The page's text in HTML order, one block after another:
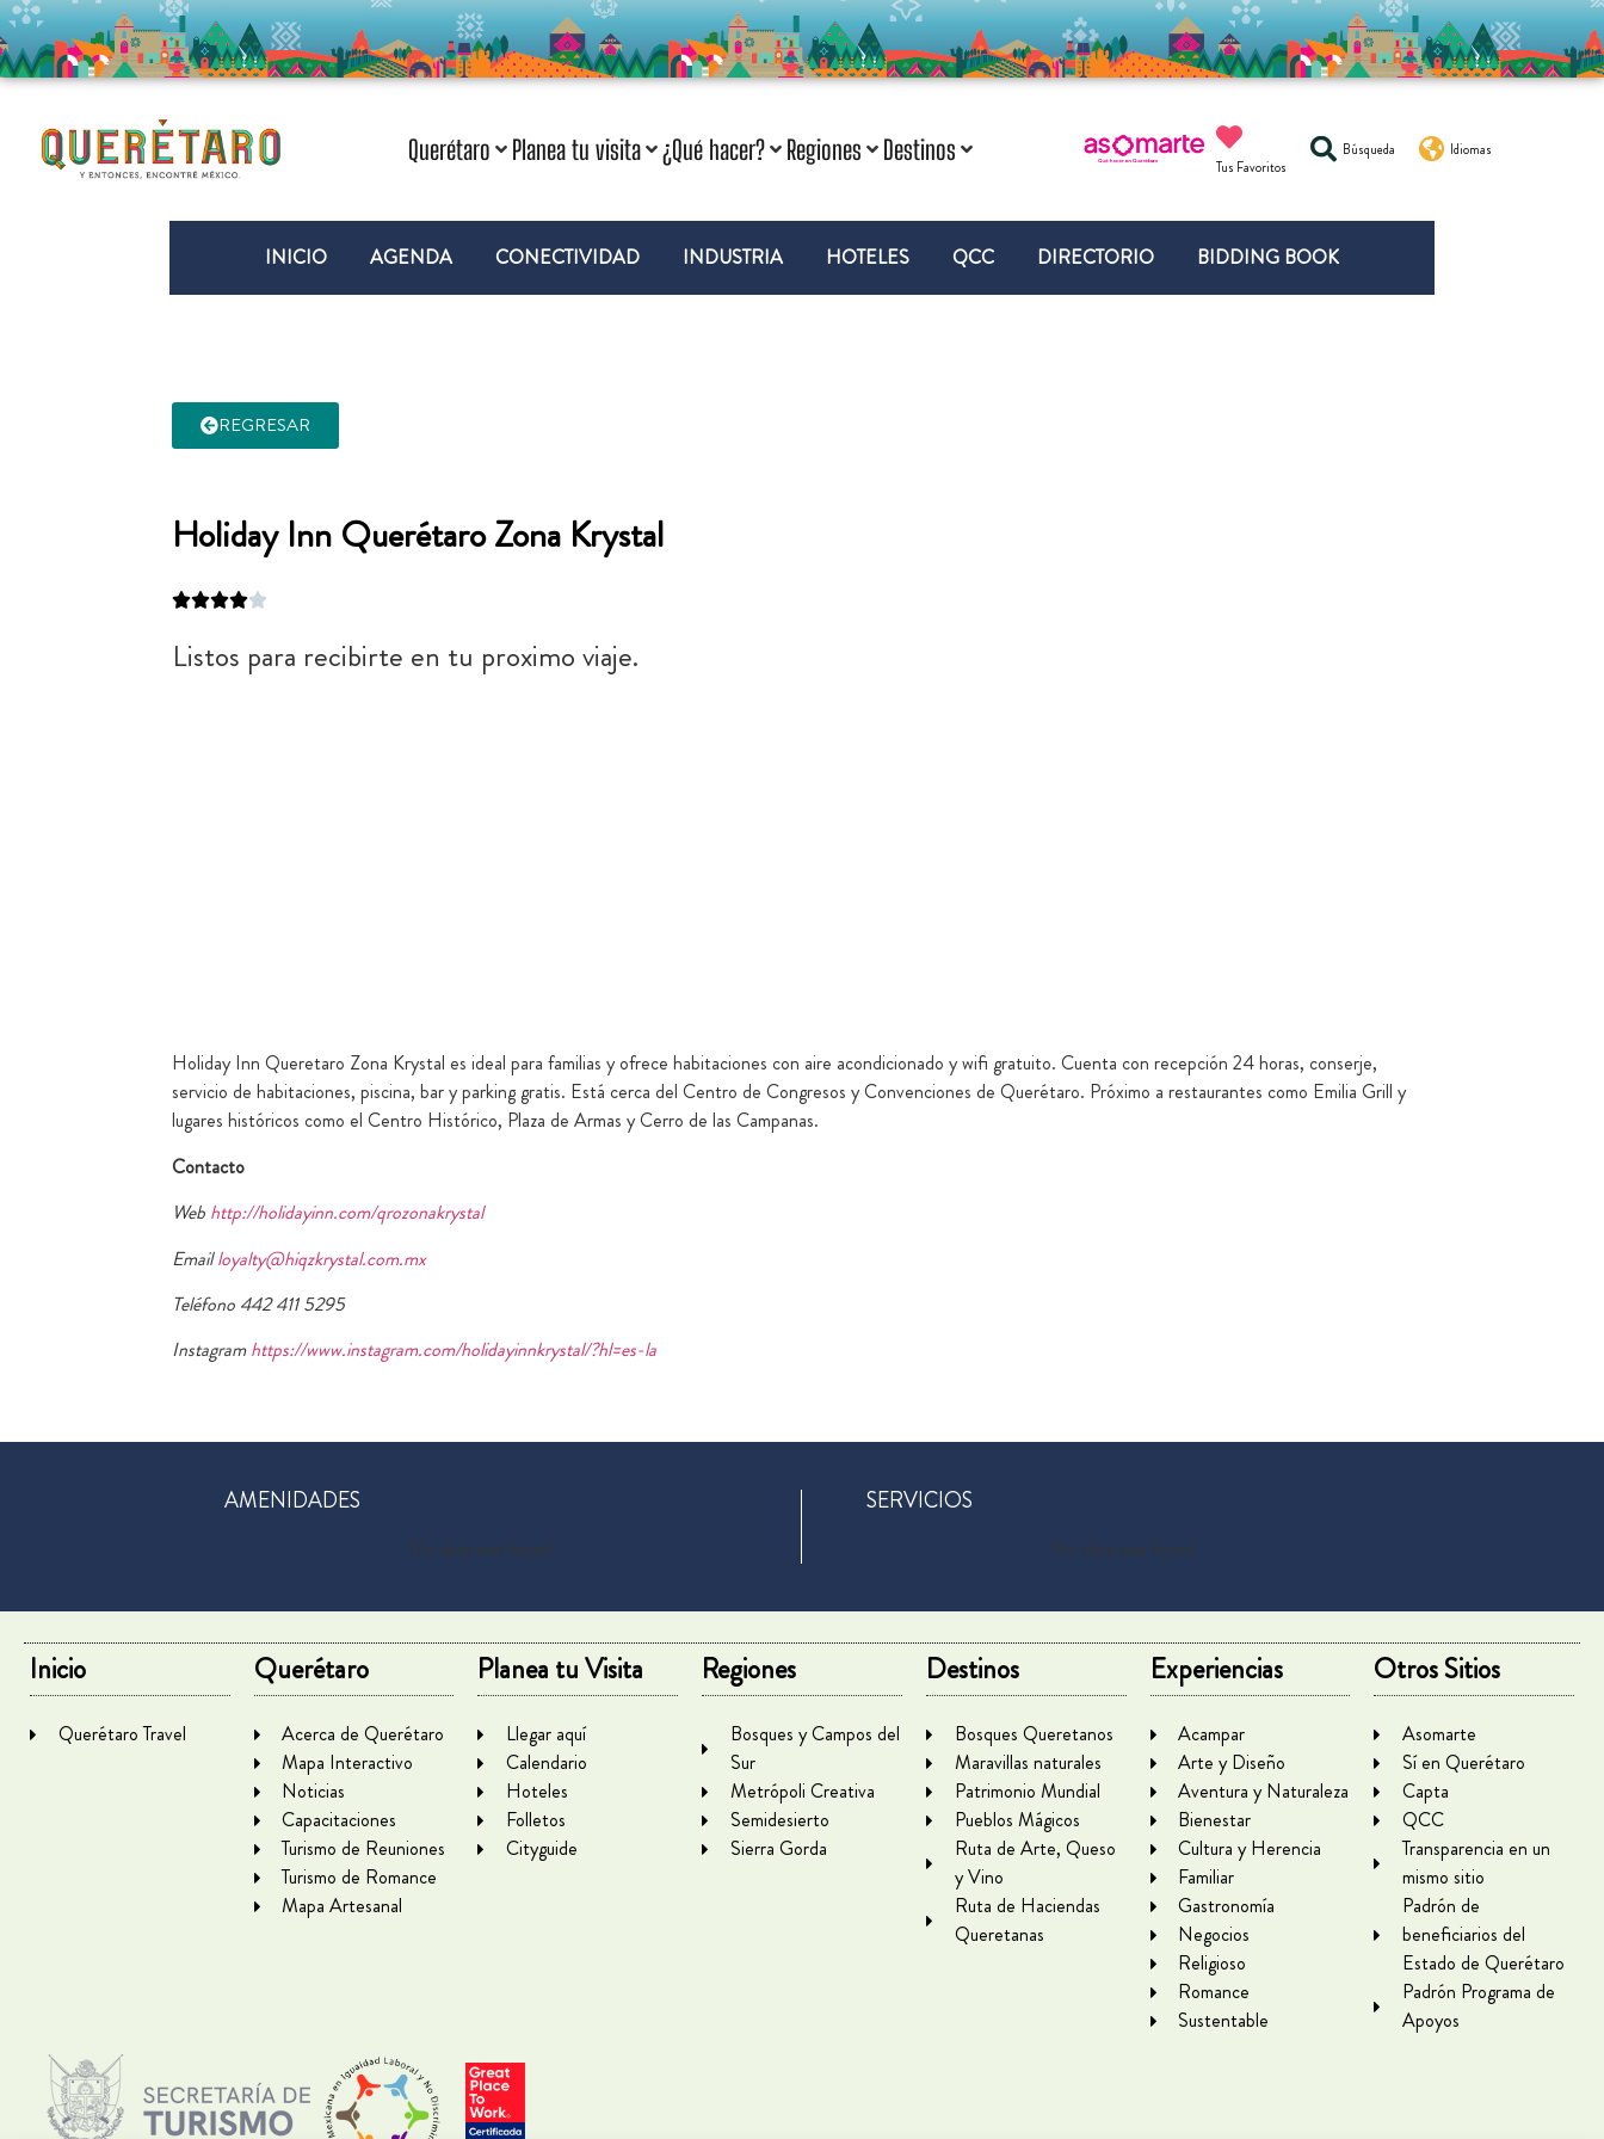
Querétaro Planea tu visita ¿Qué hacer? Regiones Destinos
Tus Favoritos
Búsqueda Idiomas
INICIO AGENDA CONECTIVIDAD INDUSTRIA HOTELES QCC DIRECTORIO BIDDING BOOK
REGRESAR
Holiday Inn Querétaro Zona Krystal
Listos para recibirte en tu proximo viaje.
Holiday Inn Queretaro Zona Krystal es ideal para familias y ofrece habitaciones con aire acondicionado y wifi gratuito. Cuenta con recepción 24 horas, conserje,
servicio de habitaciones, piscina, bar y parking gratis. Está cerca del Centro de Congresos y Convenciones de Querétaro. Próximo a restaurantes como Emilia Grill y
lugares históricos como el Centro Histórico, Plaza de Armas y Cerro de las Campanas.
Contacto
Web http://holidayinn.com/qrozonakrystal
Emailloyalty@hiqzkrystal.com.mx
Teléfono 442 411 5295
Instagramhttps://www.instagram.com/holidayinnkrystal/?hl=es-la
AMENIDADES
No data was found
SERVICIOS
No data was found
Inicio
Querétaro Travel
Querétaro
Acerca de Querétaro
Mapa Interactivo
Noticias
Capacitaciones
Turismo de Reuniones
Turismo de Romance
Mapa Artesanal
Planea tu Visita
Llegar aquí
Calendario
Hoteles
Folletos
Cityguide
Regiones
Bosques y Campos del
Sur
Metrópoli Creativa
Semidesierto
Sierra Gorda
Destinos
Bosques Queretanos
Maravillas naturales
Patrimonio Mundial
Pueblos Mágicos
Ruta de Arte, Queso
y Vino
Ruta de Haciendas
Queretanas
Experiencias
Acampar
Arte y Diseño
Aventura y Naturaleza
Bienestar
Cultura y Herencia
Familiar
Gastronomía
Negocios
Religioso
Romance
Sustentable
Otros Sitios
Asomarte
Sí en Querétaro
Capta
QCC
Transparencia en un
mismo sitio
Padrón de
beneficiarios del
Estado de Querétaro
Padrón Programa de
Apoyos